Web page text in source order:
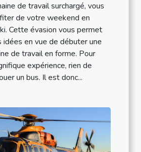
de travail surchargé, vous
de votre weekend en
Cette évasion vous permet
idées en vue de débuter une
de travail en forme. Pour
expérience, rien de
un bus. Il est donc...